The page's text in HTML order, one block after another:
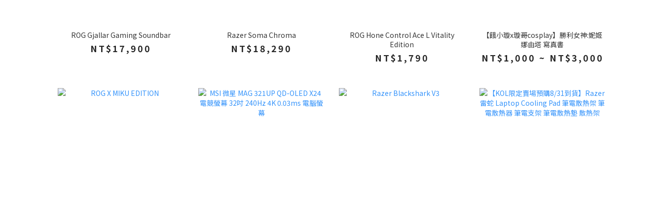
ROG Gjallar Gaming Soundbar
NT$17,900
Razer Soma Chroma
NT$18,290
ROG Hone Control Ace L Vitality
Edition
NT$1,790
【餓小璇x璇哥cosplay】勝利女神:妮姬
娜由塔 寫真書
NT$1,000 ~ NT$3,000